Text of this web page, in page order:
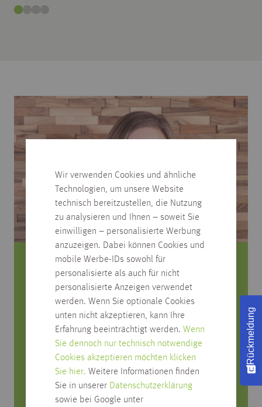
Wir verwenden Cookies und ähnliche
Technologien, um unsere Website
technisch bereitzustellen, die Nutzung
zu analysieren und Ihnen – soweit Sie
einwilligen – personalisierte Werbung
anzuzeigen. Dabei können Cookies und
mobile Werbe-IDs sowohl für
personalisierte als auch für nicht
personalisierte Anzeigen verwendet
werden. Wenn Sie optionale Cookies
unten nicht akzeptieren, kann Ihre
Erfahrung beeinträchtigt werden. Wenn
Sie dennoch nur technisch notwendige
Cookies akzeptieren möchten klicken
Sie hier. Weitere Informationen finden
Sie in unserer Datenschutzerklärung
sowie bei Google unter
Wir sind für Sie da!
Mo - Fr: 8 - 18 Uhr
Sa: 8:30 - 12:30 Uhr
0751 4004-0
bewerbung@habisreutinger.de
Adresse
Rückmeldung